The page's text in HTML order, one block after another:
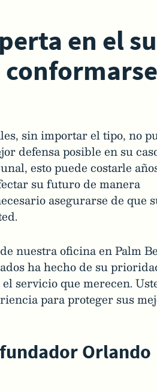
en el
sin importar el tipo, no
defensa posible en su
esto puede costarle
su futuro de manera
asegurarse de que
nuestra oficina en Palm
ha hecho de su
servicio que merecen.
para proteger sus
Orlando